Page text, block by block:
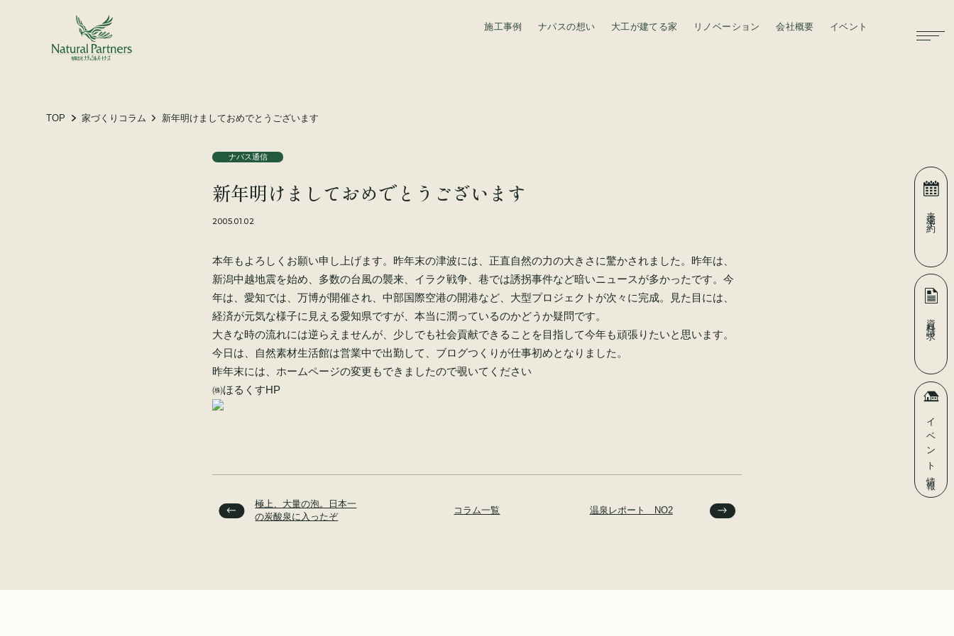
施工事例 ナパスの想い 大工が建てる家 リノベーション 会社概要 イベント
TOP 家づくりコラム 新年明けましておめでとうございます
ナパス通信
新年明けましておめでとうございます
2005.01.02
本年もよろしくお願い申し上げます。昨年末の津波には、正直自然の力の大きさに驚かされました。昨年は、
新潟中越地震を始め、多数の台風の襲来、イラク戦争、巷では誘拐事件など暗いニュースが多かったです。今
年は、愛知では、万博が開催され、中部国際空港の開港など、大型プロジェクトが次々に完成。見た目には、
経済が元気な様子に見える愛知県ですが、本当に潤っているのかどうか疑問です。
大きな時の流れには逆らえませんが、少しでも社会貢献できることを目指して今年も頑張りたいと思います。
今日は、自然素材生活館は営業中で出勤して、ブログつくりが仕事初めとなりました。
昨年末には、ホームページの変更もできましたので覗いてください
㈱ほるくすHP
極上、大量の泡。日本一
の炭酸泉に入ったぞ
コラム一覧 温泉レポート NO2
会社概要
スタッフ紹介
来場予約
資料請求
イベント